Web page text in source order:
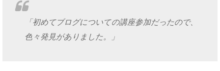
「初めてブログについての講座参加だったので、
色々発見がありました。」